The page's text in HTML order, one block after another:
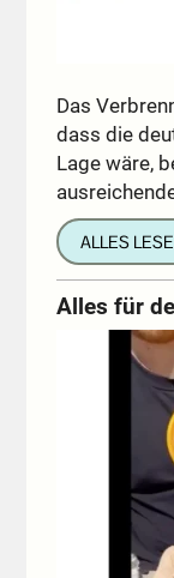
Das
dass die
Lage wäre,
ALLES
Alles für